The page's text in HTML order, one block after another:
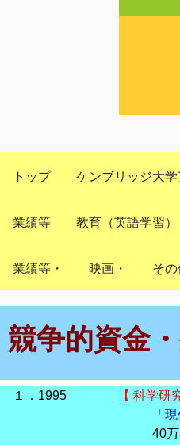
トップ ケンブリッジ大
業績等 教育（英語学習）
業績等・ 映画・ その
競争的資金
１．1995 【 科学研
「
40万